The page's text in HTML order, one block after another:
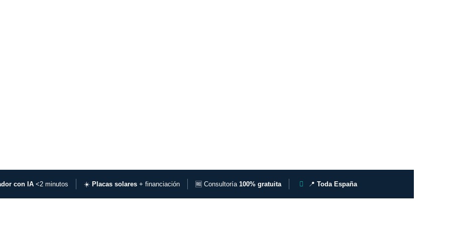
con IA <2 minutos ☀️ Placas solares + financiación 🆓 Consultoría100% gratuita 📍 Toda España